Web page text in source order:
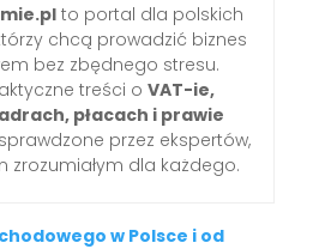
to portal dla polskich
chcą prowadzić biznes
bez zbędnego stresu.
treści o VAT-ie,
płacach i prawie
przez ekspertów,
zrozumiałym dla każdego.
w Polsce i od